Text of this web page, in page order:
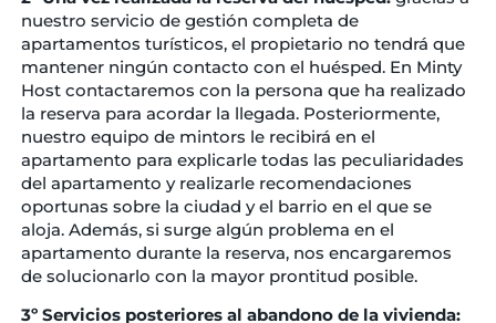
nuestro servicio de gestión completa de
apartamentos turísticos, el propietario no tendrá que
mantener ningún contacto con el huésped. En Minty
Host contactaremos con la persona que ha realizado
la reserva para acordar la llegada. Posteriormente,
nuestro equipo de mintors le recibirá en el
apartamento para explicarle todas las peculiaridades
del apartamento y realizarle recomendaciones
oportunas sobre la ciudad y el barrio en el que se
aloja. Además, si surge algún problema en el
apartamento durante la reserva, nos encargaremos
de solucionarlo con la mayor prontitud posible.
3º Servicios posteriores al abandono de la vivienda: